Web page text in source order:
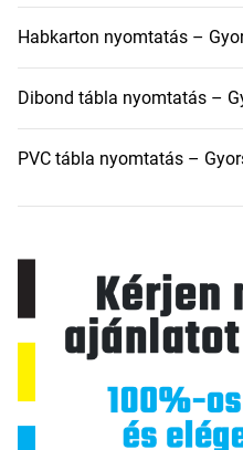
Habkarton nyomtatás –
Dibond tábla nyomtatás –
PVC tábla nyomtatás –